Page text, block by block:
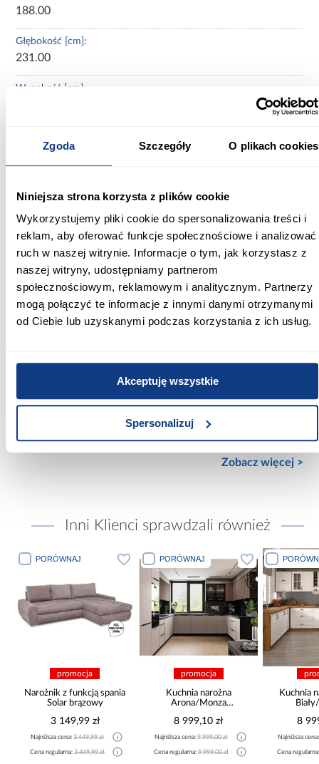
Zgoda Szczegóły O plikach cookies
Niniejsza strona korzysta z plików cookie
Wykorzystujemy pliki cookie do spersonalizowania treści i
reklam, aby oferować funkcje społecznościowe i analizować
ruch w naszej witrynie. Informacje o tym, jak korzystasz z
naszej witryny, udostępniamy partnerom
społecznościowym, reklamowym i analitycznym. Partnerzy
mogą połączyć te informacje z innymi danymi otrzymanymi
od Ciebie lub uzyskanymi podczas korzystania z ich usług.
Akceptuję wszystkie
Spersonalizuj
188.00
Głębokość [cm]:
231.00
Wysokość [cm]:
37.00
160.00
Powierzchnia spania [cm]:
160x200
Materac w komplecie:
Zobacz więcej >
Inni Klienci sprawdzali również
PORÓWNAJ
promocja
Narożnik z funkcją spania
Solar brązowy
3 149,99 zł
Najniższa cena:3 449,99 zł
Cena regularna:3 449,99 zł
PORÓWNAJ
promocja
Kuchnia narożna
Arona/Monza
8 999,10 zł
Najniższa cena:9 999,00 zł
Cena regularna:9 999,00 zł
Kuchnia
8
Najniższa
Cena